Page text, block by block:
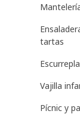
tartas
Vajilla
Pícnic y